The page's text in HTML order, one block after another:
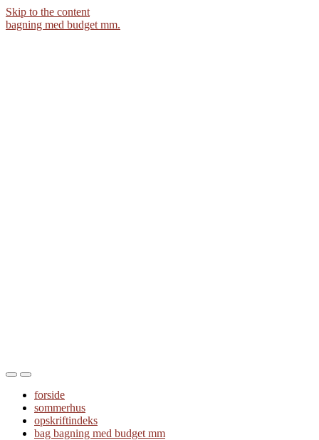
Skip to the content
bagning med budget mm.
Toggle
mobile
menu
Toggle
the
search
field
forside
sommerhus
opskriftindeks
bag bagning med budget mm